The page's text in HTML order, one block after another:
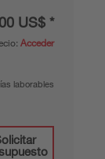
US$ *
Acceder
laborables